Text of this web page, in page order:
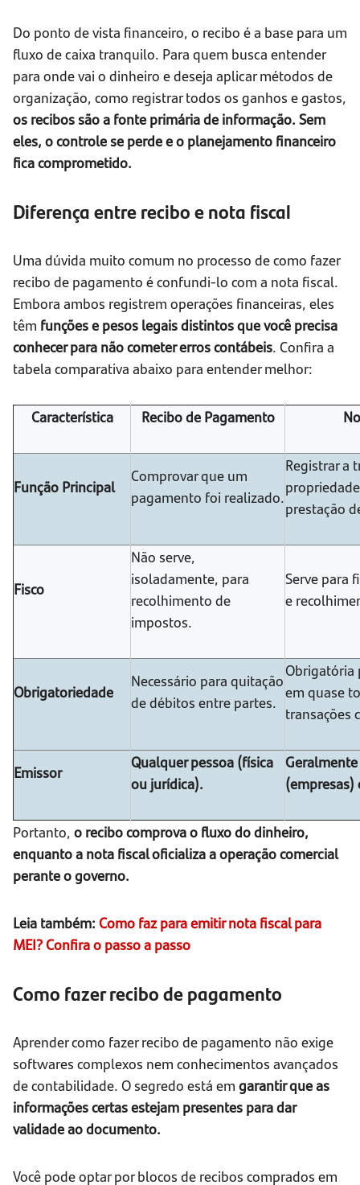
Do ponto de vista financeiro, o recibo é a base para um
fluxo de caixa tranquilo. Para quem busca entender
para onde vai o dinheiro e deseja aplicar métodos de
organização, como registrar todos os ganhos e gastos,
os recibos são a fonte primária de informação. Sem
eles, o controle se perde e o planejamento financeiro
fica comprometido.
Diferença entre recibo e nota fiscal
Uma dúvida muito comum no processo de como fazer
recibo de pagamento é confundi-lo com a nota fiscal.
Embora ambos registrem operações financeiras, eles
têm funções e pesos legais distintos que você precisa
conhecer para não cometer erros contábeis. Confira a
tabela comparativa abaixo para entender melhor:
Característica Recibo de Pagamento
Função Principal
Comprovar que um
pagamento foi realizado.
Registrar a
prestação
Fisco
Não serve,
isoladamente, para
recolhimento de
impostos.
Serve para
e
Obrigatoriedade
Necessário para quitação
de débitos entre partes.
Obrigatória
em quase
transações
Emissor
Qualquer pessoa (física
ou jurídica).
(empresas)
Portanto, o recibo comprova o fluxo do dinheiro,
enquanto a nota fiscal oficializa a operação comercial
perante o governo.
Leia também: Como faz para emitir nota fiscal para
MEI? Confira o passo a passo
Como fazer recibo de pagamento
Aprender como fazer recibo de pagamento não exige
softwares complexos nem conhecimentos avançados
de contabilidade. O segredo está em garantir que as
informações certas estejam presentes para dar
validade ao documento.
Você pode optar por blocos de recibos comprados em